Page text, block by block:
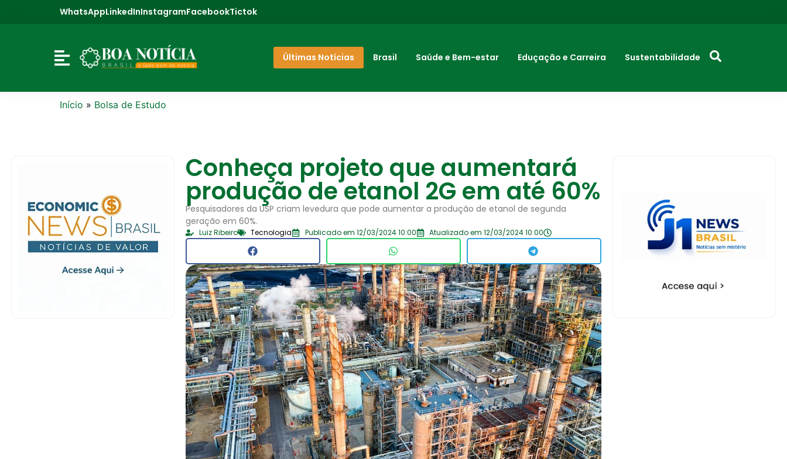
WhatsAppLinkedInInstagramFacebookTictok
Últimas Notícias Brasil Saúde e Bem-estar Eduçação e Carreira Sustentabilidade
Início » Bolsa de Estudo
Conheça projeto que aumentará
produção de etanol 2G em até 60%
Pesquisadores da USP criam levedura que pode aumentar a produção de etanol de segunda
geração em 60%.
Luiz Ribeiro Tecnologia Publicado em 12/03/2024 10:00 Atualizado em 12/03/2024 10:00